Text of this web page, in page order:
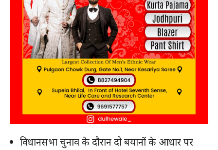
विधानसभा चुनाव के दौरान दो बयानों के आधार पर